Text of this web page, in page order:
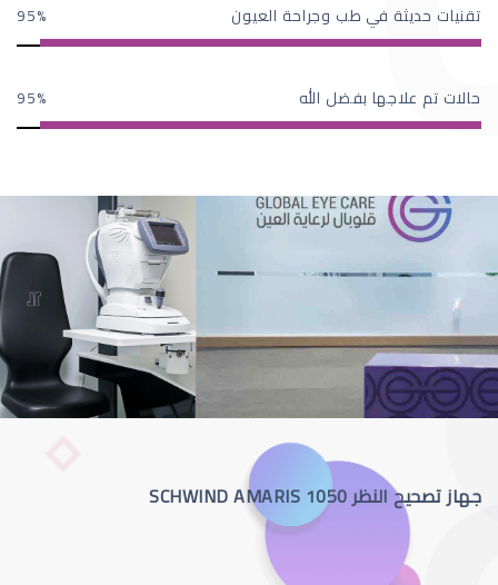
تقنيات حديثة في طب وجراحة العيون 95
حالات تم علاجها بفضل الله 95
جهاز تصحيح النظر SCHWIND AMARIS 1050